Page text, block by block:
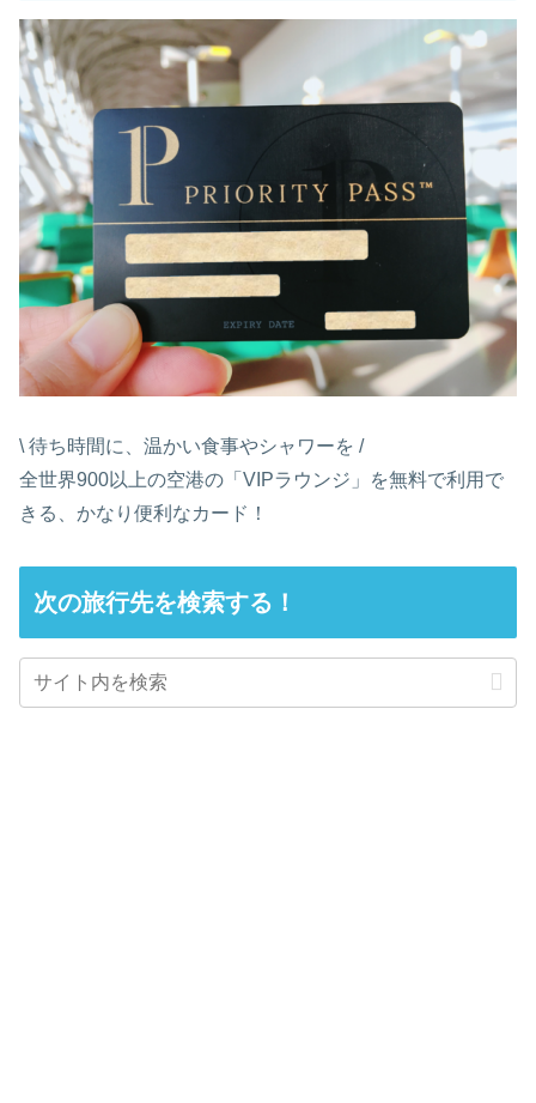
\ 待ち時間に、温かい食事やシャワーを /
全世界900以上の空港の「VIPラウンジ」を無料で利用で
きる、かなり便利なカード！
次の旅行先を検索する！